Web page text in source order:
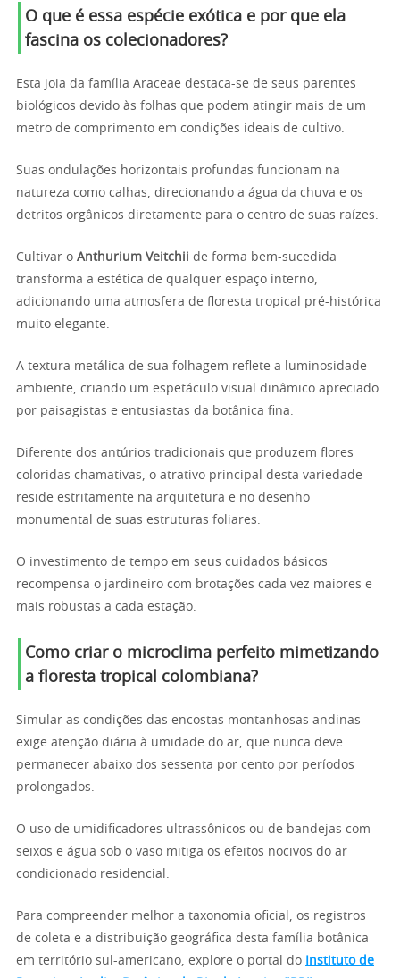
O que é essa espécie exótica e por que ela
fascina os colecionadores?
Esta joia da família Araceae destaca-se de seus parentes
biológicos devido às folhas que podem atingir mais de um
metro de comprimento em condições ideais de cultivo.
Suas ondulações horizontais profundas funcionam na
natureza como calhas, direcionando a água da chuva e os
detritos orgânicos diretamente para o centro de suas raízes.
Cultivar o Anthurium Veitchii de forma bem-sucedida
transforma a estética de qualquer espaço interno,
adicionando uma atmosfera de floresta tropical pré-histórica
muito elegante.
A textura metálica de sua folhagem reflete a luminosidade
ambiente, criando um espetáculo visual dinâmico apreciado
por paisagistas e entusiastas da botânica fina.
Diferente dos antúrios tradicionais que produzem flores
coloridas chamativas, o atrativo principal desta variedade
reside estritamente na arquitetura e no desenho
monumental de suas estruturas foliares.
O investimento de tempo em seus cuidados básicos
recompensa o jardineiro com brotações cada vez maiores e
mais robustas a cada estação.
Como criar o microclima perfeito mimetizando
a floresta tropical colombiana?
Simular as condições das encostas montanhosas andinas
exige atenção diária à umidade do ar, que nunca deve
permanecer abaixo dos sessenta por cento por períodos
prolongados.
O uso de umidificadores ultrassônicos ou de bandejas com
seixos e água sob o vaso mitiga os efeitos nocivos do ar
condicionado residencial.
Para compreender melhor a taxonomia oficial, os registros
de coleta e a distribuição geográfica desta família botânica
em território sul-americano, explore o portal do
Instituto de